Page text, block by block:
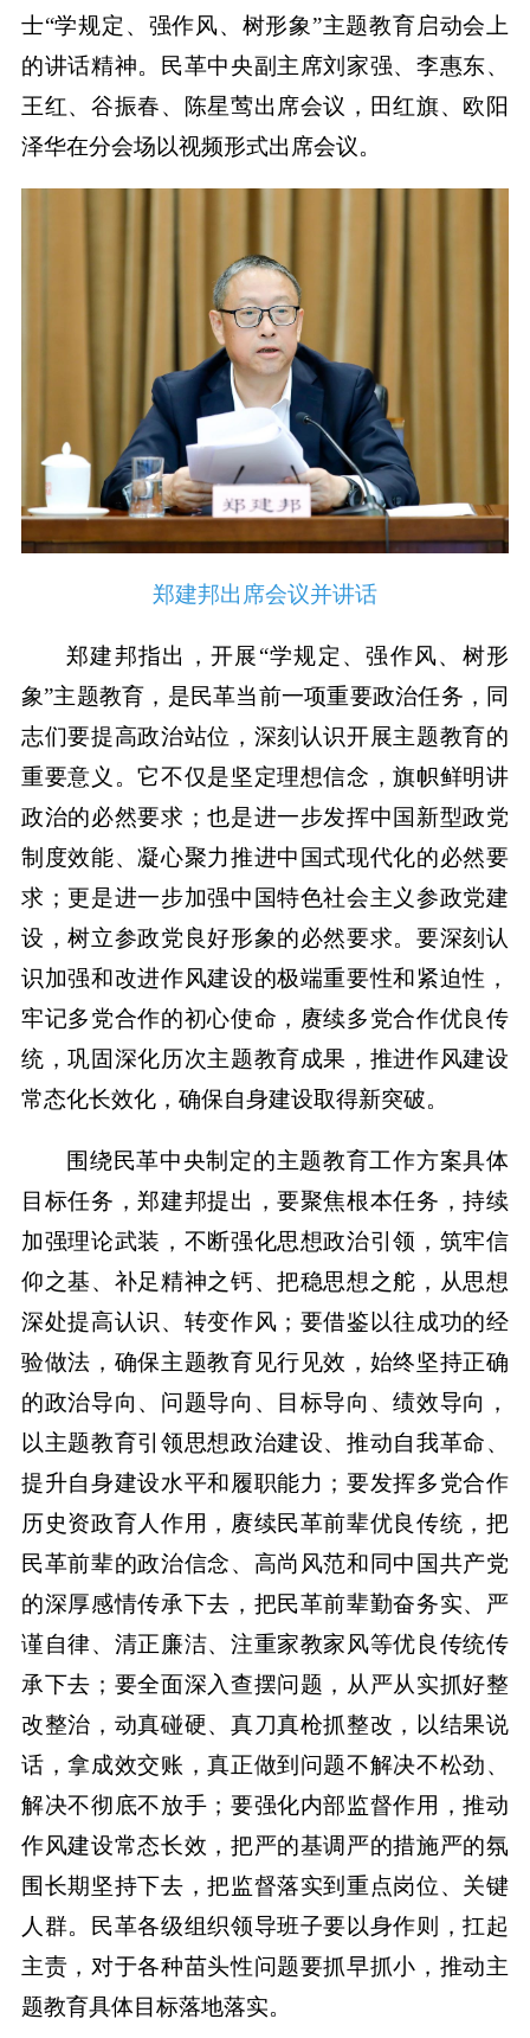
士“学规定、强作风、树形象”主题教育启动会上
的讲话精神。民革中央副主席刘家强、李惠东、
王红、谷振春、陈星莺出席会议，田红旗、欧阳
泽华在分会场以视频形式出席会议。
郑建邦出席会议并讲话
郑建邦指出，开展“学规定、强作风、树形
象”主题教育，是民革当前一项重要政治任务，同
志们要提高政治站位，深刻认识开展主题教育的
重要意义。它不仅是坚定理想信念，旗帜鲜明讲
政治的必然要求；也是进一步发挥中国新型政党
制度效能、凝心聚力推进中国式现代化的必然要
求；更是进一步加强中国特色社会主义参政党建
设，树立参政党良好形象的必然要求。要深刻认
识加强和改进作风建设的极端重要性和紧迫性，
牢记多党合作的初心使命，赓续多党合作优良传
统，巩固深化历次主题教育成果，推进作风建设
常态化长效化，确保自身建设取得新突破。
围绕民革中央制定的主题教育工作方案具体
目标任务，郑建邦提出，要聚焦根本任务，持续
加强理论武装，不断强化思想政治引领，筑牢信
仰之基、补足精神之钙、把稳思想之舵，从思想
深处提高认识、转变作风；要借鉴以往成功的经
验做法，确保主题教育见行见效，始终坚持正确
的政治导向、问题导向、目标导向、绩效导向，
以主题教育引领思想政治建设、推动自我革命、
提升自身建设水平和履职能力；要发挥多党合作
历史资政育人作用，赓续民革前辈优良传统，把
民革前辈的政治信念、高尚风范和同中国共产党
的深厚感情传承下去，把民革前辈勤奋务实、严
谨自律、清正廉洁、注重家教家风等优良传统传
承下去；要全面深入查摆问题，从严从实抓好整
改整治，动真碰硬、真刀真枪抓整改，以结果说
话，拿成效交账，真正做到问题不解决不松劲、
解决不彻底不放手；要强化内部监督作用，推动
作风建设常态长效，把严的基调严的措施严的氛
围长期坚持下去，把监督落实到重点岗位、关键
人群。民革各级组织领导班子要以身作则，扛起
主责，对于各种苗头性问题要抓早抓小，推动主
题教育具体目标落地落实。